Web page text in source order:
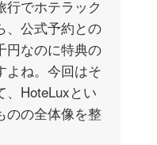
行でホテラック
、公式予約との
円なのに特典の
よね。今回はそ
、HoteLuxとい
のの全体像を整